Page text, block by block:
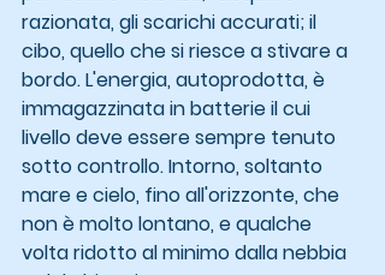
razionata, gli scarichi accurati; il
cibo, quello che si riesce a stivare a
bordo. L'energia, autoprodotta, è
immagazzinata in batterie il cui
livello deve essere sempre tenuto
sotto controllo. Intorno, soltanto
mare e cielo, fino all'orizzonte, che
non è molto lontano, e qualche
volta ridotto al minimo dalla nebbia